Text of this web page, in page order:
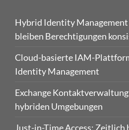
Hybrid Identity
bleiben Berechtigungen
Cloud-basierte IAM-
Identity Management
Exchange
hybriden Umgebungen
Just-in-Time Access: Zeitlich